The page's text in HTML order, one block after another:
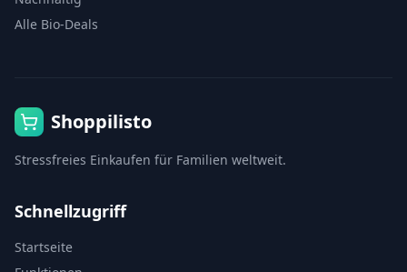
Alle Bio-Deals
Shoppilisto
Stressfreies Einkaufen für Familien weltweit.
Schnellzugriff
Startseite